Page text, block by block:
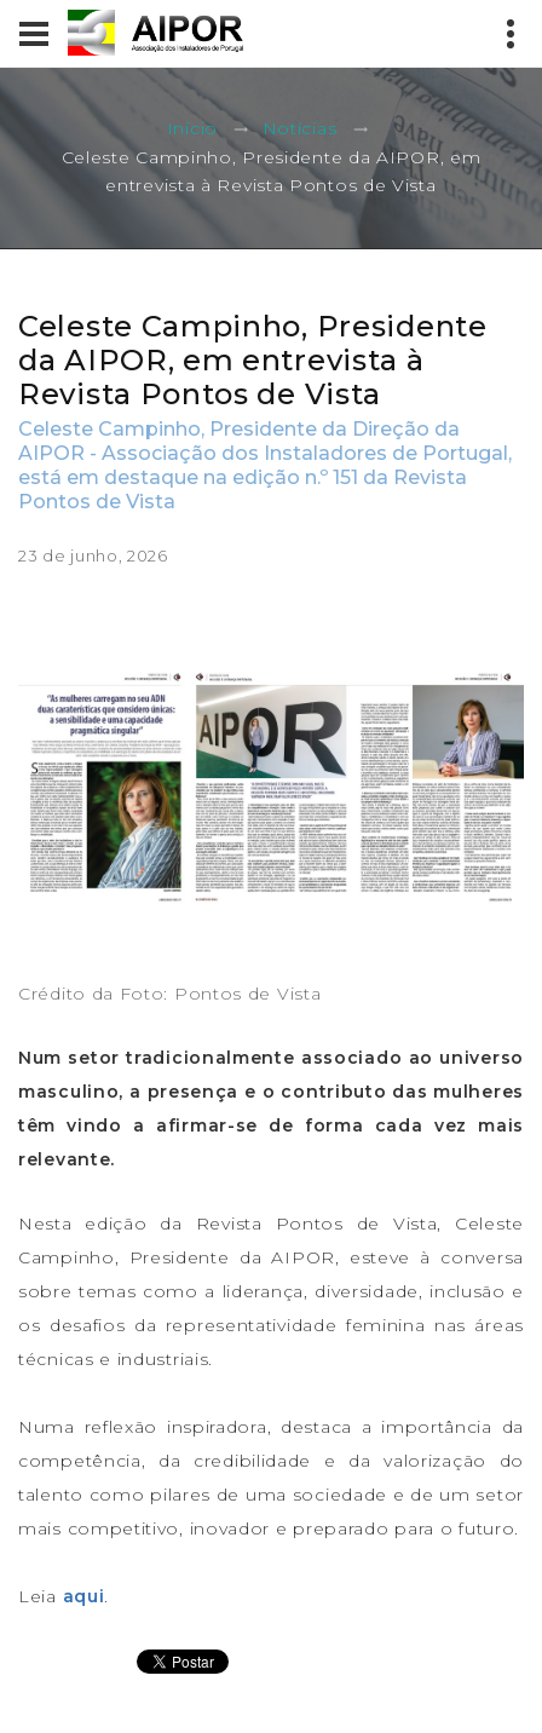
Início
Notícias
Celeste Campinho, Presidente da AIPOR, em
entrevista à Revista Pontos de Vista
Celeste Campinho, Presidente
da AIPOR, em entrevista à
Revista Pontos de Vista
Celeste Campinho, Presidente da Direção da
AIPOR - Associação dos Instaladores de Portugal,
está em destaque na edição n.º 151 da Revista
Pontos de Vista
23 de junho, 2026
Crédito da Foto: Pontos de Vista
Num setor tradicionalmente associado ao universo
masculino, a presença e o contributo das mulheres
têm vindo a afirmar-se de forma cada vez mais
relevante.
Nesta edição da Revista Pontos de Vista, Celeste
Campinho, Presidente da AIPOR, esteve à conversa
sobre temas como a liderança, diversidade, inclusão e
os desafios da representatividade feminina nas áreas
técnicas e industriais.
Numa reflexão inspiradora, destaca a importância da
competência, da credibilidade e da valorização do
talento como pilares de uma sociedade e de um setor
mais competitivo, inovador e preparado para o futuro.
Leia aqui